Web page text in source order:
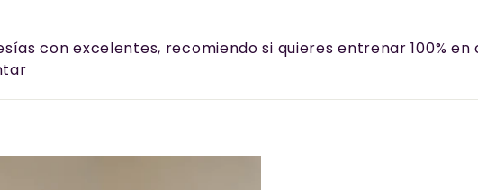
con excelentes, recomiendo si quieres entrenar 100% en